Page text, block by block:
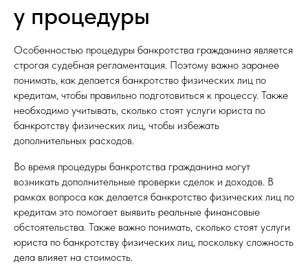
у процедуры
Особенностью процедуры банкротства гражданина является
строгая судебная регламентация. Поэтому важно заранее
понимать, как делается банкротство физических лиц по
кредитам, чтобы правильно подготовиться к процессу. Также
необходимо учитывать, сколько стоят услуги юриста по
банкротству физических лиц, чтобы избежать
дополнительных расходов.
Во время процедуры банкротства гражданина могут
возникать дополнительные проверки сделок и доходов. В
рамках вопроса как делается банкротство физических лиц по
кредитам это помогает выявить реальные финансовые
обстоятельства. Также важно понимать, сколько стоят услуги
юриста по банкротству физических лиц, поскольку сложность
дела влияет на стоимость.